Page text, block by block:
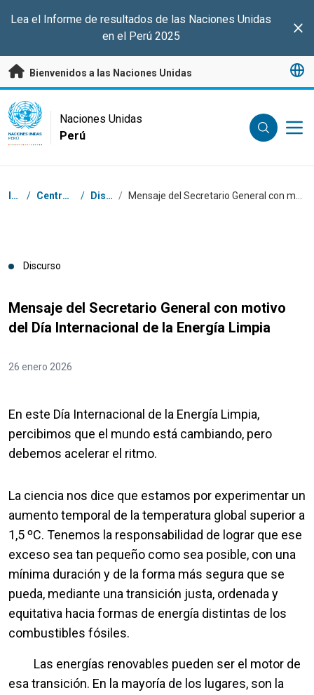
Lea el Informe de resultados de las Naciones Unidas
en el Perú 2025
Bienvenidos a las Naciones Unidas
UN Logo
NACIONES UNIDAS
PERÚ
Naciones Unidas
Perú
Coordenadas dentro de la ruta de navegación
Inicio / Centro de prensa / Discursos /
Discurso
Mensaje del Secretario General con motivo
del Día Internacional de la Energía Limpia
26 enero 2026
En este Día Internacional de la Energía Limpia,
percibimos que el mundo está cambiando, pero
debemos acelerar el ritmo.
La ciencia nos dice que estamos por experimentar un
aumento temporal de la temperatura global superior a
1,5 ºC. Tenemos la responsabilidad de lograr que ese
exceso sea tan pequeño como sea posible, con una
mínima duración y de la forma más segura que se
pueda, mediante una transición justa, ordenada y
equitativa hacia formas de energía distintas de los
combustibles fósiles.
Las energías renovables pueden ser el motor de
esa transición. En la mayoría de los lugares, son la